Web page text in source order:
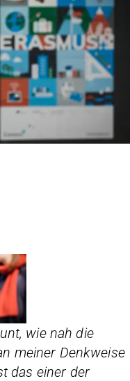
wie nah die
meiner Denkweise
das einer der